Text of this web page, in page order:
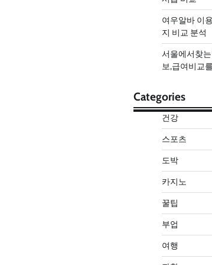
여우알바 이
지 비교 분석
서울에서찾
보,급여비교
Categories
건강
스포츠
도박
카지노
꿀팁
부업
여행